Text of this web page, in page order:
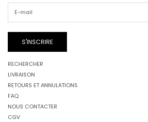
S'INSCRIRE
RECHERCHER
LIVRAISON
RETOURS ET ANNULATIONS
FAQ
NOUS CONTACTER
CGV